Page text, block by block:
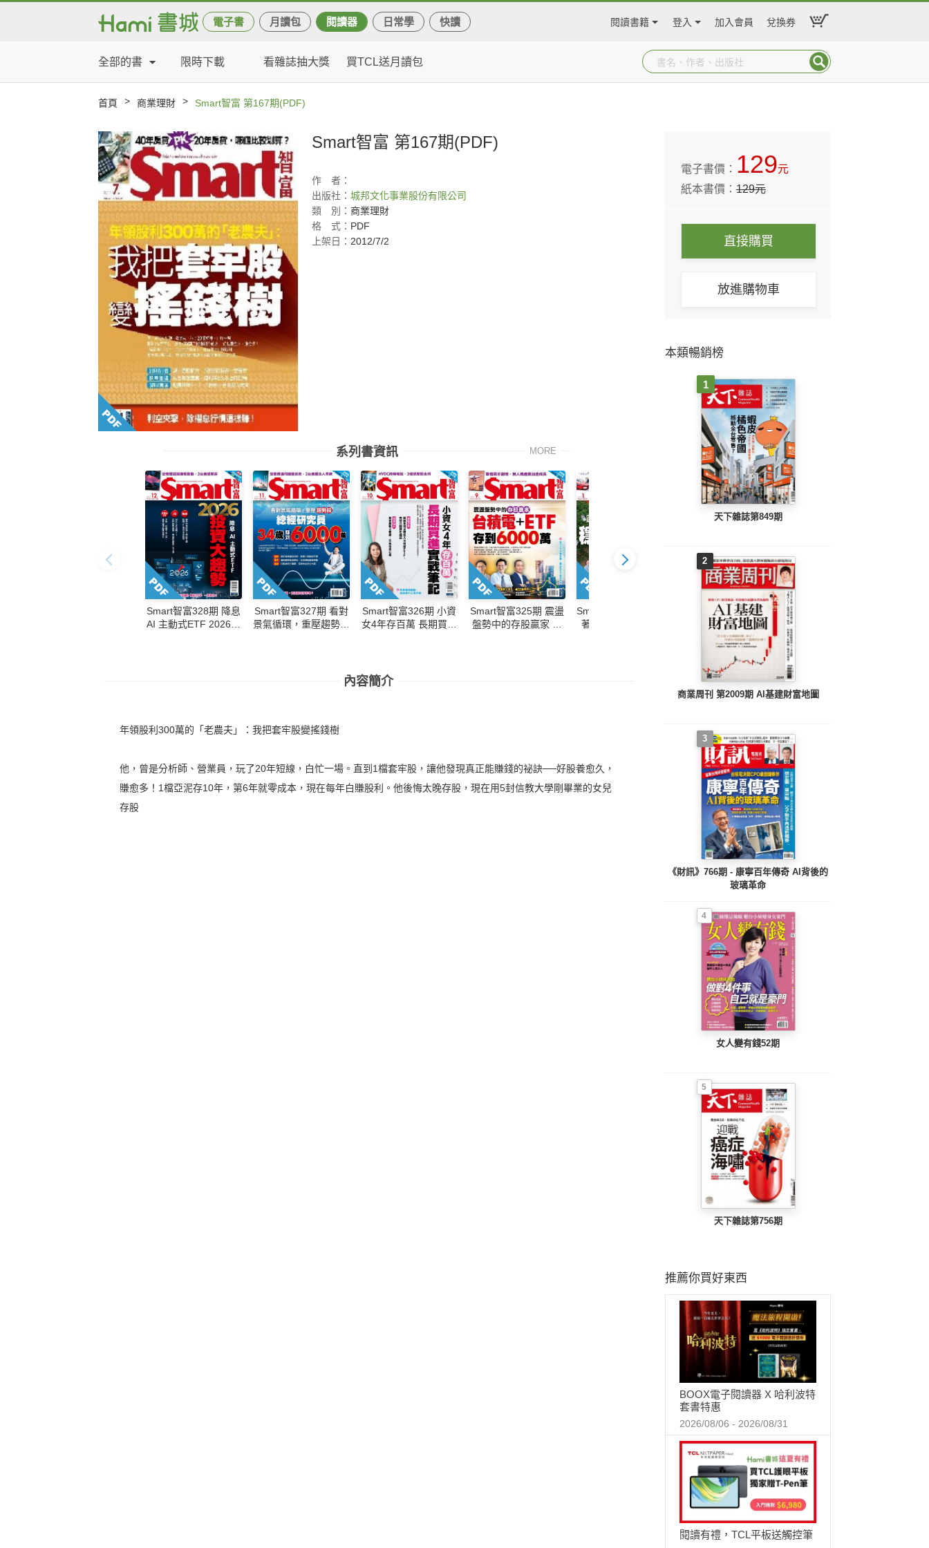
電子書 月讀包 閱讀器 日常學 快讀 閱讀書籍 登入 加入會員 兌換券
全部的書 限時下載 看雜誌抽大獎 買TCL送月讀包
首頁 > 商業理財 > Smart智富 第167期(PDF)
Smart智富 第167期(PDF)
作
者：
出版社： 城邦文化事業股份有限公司
類
別： 商業理財
格
式： PDF
上架日： 2012/7/2
系列書資訊 MORE
Smart智富328期 降息
AI 主動式ETF 2026投
Smart智富327期 看對
景氣循環，重壓趨勢股
Smart智富326期 小資
女4年存百萬 長期買進
Smart智富325期 震盪
盤勢中的存股贏家 台
Smart智富 第233期 跟
著英國巴菲特學存股
Smart智富 第207期 掃
街阿嬤存3000萬
內容簡介
年領股利300萬的「老農夫」：我把套牢股變搖錢樹
他，曾是分析師、營業員，玩了20年短線，白忙一場。直到1檔套牢股，讓他發現真正能賺錢的祕訣──好股養愈久，
賺愈多！1檔亞泥存10年，第6年就零成本，現在每年白賺股利。他後悔太晚存股，現在用5封信教大學剛畢業的女兒
存股
電子書價： 129元
紙本書價：129元
直接購買
放進購物車
本類暢銷榜
1
天下雜誌第849期
2
商業周刊 第2009期 AI基建財富地圖
3
《財訊》766期 - 康寧百年傳奇 AI背後的
玻璃革命
4
女人變有錢52期
5
天下雜誌第756期
推薦你買好東西
BOOX電子閱讀器 X 哈利波特
套書特惠
2026/08/06 - 2026/08/31
閱讀有禮，TCL平板送觸控筆